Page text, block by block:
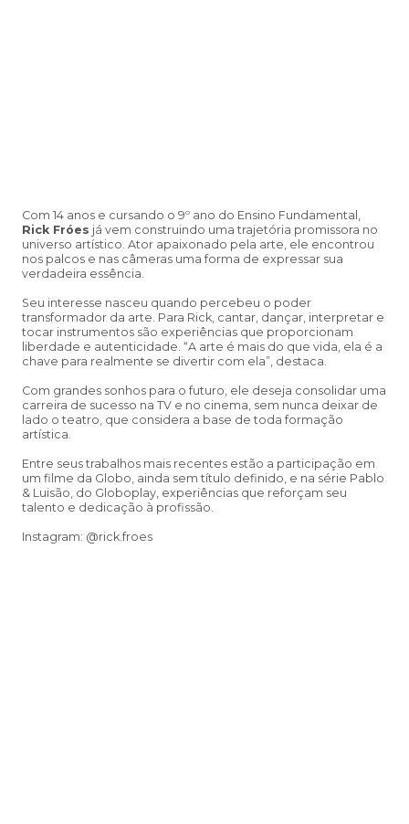
Com 14 anos e cursando o 9º ano do Ensino Fundamental,
Rick Fróes já vem construindo uma trajetória promissora no
universo artístico. Ator apaixonado pela arte, ele encontrou
nos palcos e nas câmeras uma forma de expressar sua
verdadeira essência.
Seu interesse nasceu quando percebeu o poder
transformador da arte. Para Rick, cantar, dançar, interpretar e
tocar instrumentos são experiências que proporcionam
liberdade e autenticidade. “A arte é mais do que vida, ela é a
chave para realmente se divertir com ela”, destaca.
Com grandes sonhos para o futuro, ele deseja consolidar uma
carreira de sucesso na TV e no cinema, sem nunca deixar de
lado o teatro, que considera a base de toda formação
artística.
Entre seus trabalhos mais recentes estão a participação em
um filme da Globo, ainda sem título definido, e na série Pablo
& Luisão, do Globoplay, experiências que reforçam seu
talento e dedicação à profissão.
Instagram: @rick.froes